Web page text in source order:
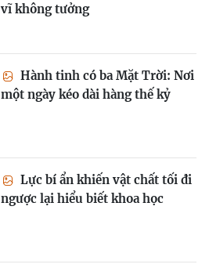
vĩ không tưởng
Hành tinh có ba Mặt Trời: Nơi
một ngày kéo dài hàng thế kỷ
Lực bí ẩn khiến vật chất tối đi
ngược lại hiểu biết khoa học